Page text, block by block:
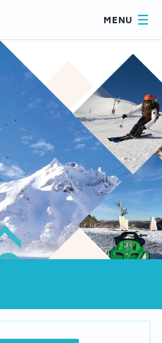
MENU